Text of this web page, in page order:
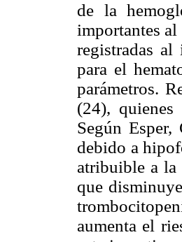
de la
importantes
registradas
para el
parámetros.
(24), quienes
Según
debido a
atribuible a la
que
aumenta el